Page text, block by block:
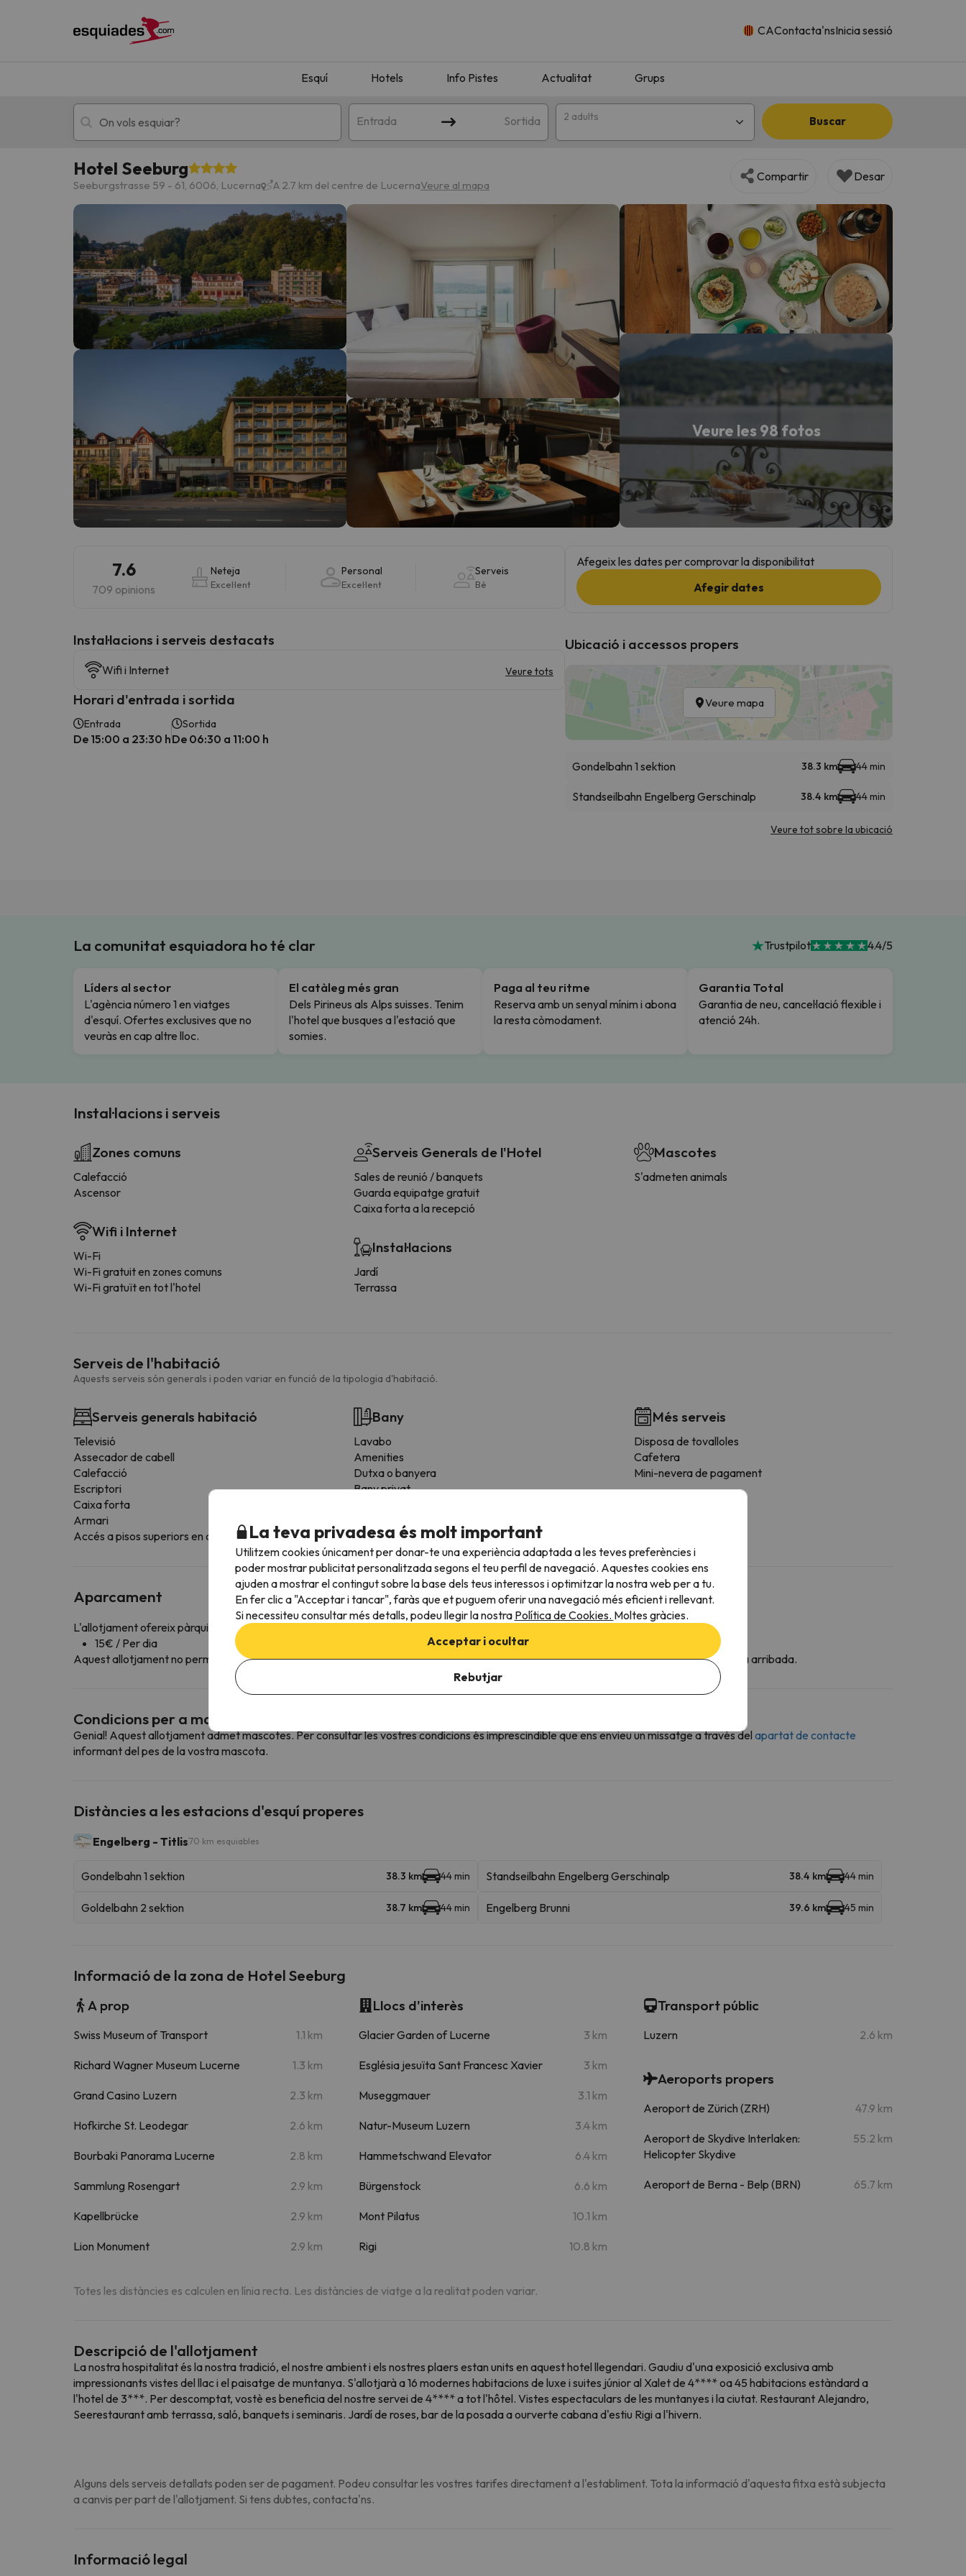
CAContacta'nsInicia sessió
Esquí Hotels Info Pistes Actualitat Grups
Entrada Sortida 2 adults Buscar
Esquí Escapades
!Vaja! No hem trobat resultats que coincideixin amb la teva cerca. Intenteu modificar la destinació.
Vaja! Sembla que el nostre cercador ha perdut el nord. Quan trobi la seva brúixola torna.
Hotel Seeburg
Seeburgstrasse 59 - 61, 6006, Lucerna A 2.7 km del centre de LucernaVeure al mapa
Compartir Desar
Veure les 98 fotos
7.6
709 opinions
Neteja
Excel·lent
Personal
Excel·lent
Serveis
Bé
Instal·lacions i serveis destacats
Wifi i Internet Veure tots
Horari d'entrada i sortida
Entrada
De 15:00 a 23:30 h
Sortida
De 06:30 a 11:00 h
Afegeix les dates per comprovar la disponibilitat
Afegir dates
Ubicació i accessos propers
Veure mapa
Gondelbahn 1 sektion 38.3 km 44 min
Standseilbahn Engelberg Gerschinalp 38.4 km 44 min
Veure tot sobre la ubicació
La comunitat esquiadora ho té clar Trustpilot 4.4/5
Líders al sector
L'agència número 1 en viatges
d'esquí. Ofertes exclusives que no
veuràs en cap altre lloc.
El catàleg més gran
Dels Pirineus als Alps suisses. Tenim
l'hotel que busques a l'estació que
somies.
Paga al teu ritme
Reserva amb un senyal mínim i abona
la resta còmodament.
Garantia Total
Garantia de neu, cancel·lació flexible i
atenció 24h.
Instal·lacions i serveis
Zones comuns
Calefacció
Ascensor
Wifi i Internet
Wi-Fi
Wi-Fi gratuit en zones comuns
Wi-Fi gratuït en tot l'hotel
Serveis Generals de l'Hotel
Sales de reunió / banquets
Guarda equipatge gratuit
Caixa forta a la recepció
Instal·lacions
Jardí
Terrassa
Mascotes
S'admeten animals
Serveis de l'habitació
Aquests serveis són generals i poden variar en funció de la tipologia d'habitació.
Serveis generals habitació
Televisió
Assecador de cabell
Calefacció
Escriptori
Caixa forta
Armari
Accés a pisos superiors en ascensor
Bany
Lavabo
Amenities
Dutxa o banyera
Bany privat
Gel de dutxa
Més serveis
Disposa de tovalloles
Cafetera
Mini-nevera de pagament
Aparcament
L'allotjament ofereix pàrquing de pagament
15€ / Per dia
Aquest allotjament no permet reservar la plaça de pàrquing amb antelació. El pàrquing està subjecte a disponibilitat al moment de la teva arribada.
Condicions per a mascotes
Genial! Aquest allotjament admet mascotes. Per consultar les vostres condicions és imprescindible que ens envieu un missatge a través del apartat de contacte
informant del pes de la vostra mascota.
Distàncies a les estacions d'esquí properes
Engelberg - Titlis70 km esquiables
Gondelbahn 1 sektion 38.3 km 44 min Standseilbahn Engelberg Gerschinalp 38.4 km 44 min
Goldelbahn 2 sektion 38.7 km 44 min Engelberg Brunni 39.6 km 45 min
Informació de la zona de Hotel Seeburg
A prop
Swiss Museum of Transport 1.1 km
Richard Wagner Museum Lucerne 1.3 km
Grand Casino Luzern 2.3 km
Hofkirche St. Leodegar 2.6 km
Bourbaki Panorama Lucerne 2.8 km
Sammlung Rosengart 2.9 km
Kapellbrücke 2.9 km
Lion Monument 2.9 km
Llocs d'interès
Glacier Garden of Lucerne 3 km
Església jesuïta Sant Francesc Xavier 3 km
Museggmauer 3.1 km
Natur-Museum Luzern 3.4 km
Hammetschwand Elevator 6.4 km
Bürgenstock 6.6 km
Mont Pilatus 10.1 km
Rigi 10.8 km
Transport públic
Luzern 2.6 km
Aeroports propers
Aeroport de Zürich (ZRH) 47.9 km
Aeroport de Skydive Interlaken:
Helicopter Skydive
55.2 km
Aeroport de Berna - Belp (BRN) 65.7 km
Totes les distàncies es calculen en línia recta. Les distàncies de viatge a la realitat poden variar.
Descripció de l'allotjament
La nostra hospitalitat és la nostra tradició, el nostre ambient i els nostres plaers estan units en aquest hotel llegendari. Gaudiu d'una exposició exclusiva amb
impressionants vistes del llac i el paisatge de muntanya. S'allotjarà a 16 modernes habitacions de luxe i suites júnior al Xalet de 4**** oa 45 habitacions estàndard a
l'hotel de 3***. Per descomptat, vostè es beneficia del nostre servei de 4**** a tot l'hôtel. Vistes espectaculars de les muntanyes i la ciutat. Restaurant Alejandro,
Seerestaurant amb terrassa, saló, banquets i seminaris. Jardí de roses, bar de la posada a ourverte cabana d'estiu Rigi a l'hivern.
Alguns dels serveis detallats poden ser de pagament. Podeu consultar les vostres tarifes directament a l'establiment. Tota la informació d'aquesta fitxa està subjecta
a canvis per part de l'allotjament. Si tens dubtes, contacta'ns.
Informació legal
La teva privadesa és molt important
Utilitzem cookies únicament per donar-te una experiència adaptada a les teves preferències i
poder mostrar publicitat personalitzada segons el teu perfil de navegació. Aquestes cookies ens
ajuden a mostrar el contingut sobre la base dels teus interessos i optimitzar la nostra web per a tu.
En fer clic a "Acceptar i tancar", faràs que et puguem oferir una navegació més eficient i rellevant.
Si necessiteu consultar més detalls, podeu llegir la nostra Política de Cookies. Moltes gràcies.
Acceptar i ocultar
Rebutjar